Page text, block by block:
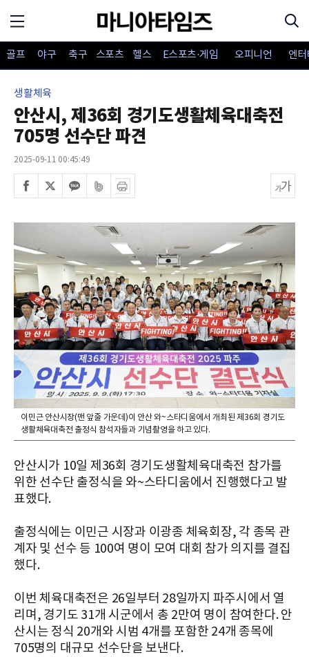
골프 야구 축구 스포츠 헬스 E스포츠·게임 오피니언 엔
생활체육
안산시, 제36회 경기도생활체육대축전
705명 선수단 파견
2025-09-11 00:45:49
이민근 안산시장(맨 앞줄 가운데)이 안산 와~스타디움에서 개최된 제36회 경기도
생활체육대축전 출정식 참석자들과 기념촬영을 하고 있다.
안산시가 10일 제36회 경기도생활체육대축전 참가를
위한 선수단 출정식을 와~스타디움에서 진행했다고 발
표했다.
출정식에는 이민근 시장과 이광종 체육회장, 각 종목 관
계자 및 선수 등 100여 명이 모여 대회 참가 의지를 결집
했다.
이번 체육대축전은 26일부터 28일까지 파주시에서 열
리며, 경기도 31개 시군에서 총 2만여 명이 참여한다. 안
산시는 정식 20개와 시범 4개를 포함한 24개 종목에
705명의 대규모 선수단을 보낸다.